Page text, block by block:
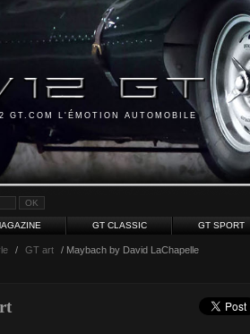
GT.COM L'ÉMOTION AUTOMOBILE
GT CLASSIC GT SPORT
/ GT art / Maybach by David LaChapelle